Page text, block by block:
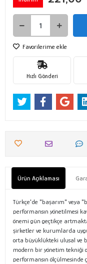
Favorilerime ekle
Hızlı Gönderi
Ürün Açıklaması
Türkçe'de "başarım" veya
performansın yönetilmesi
önemi gün geçtikçe
şirketler ve kurumlarda
orta büyüklükteki ulusal ve
modern bir yönetim tekniği
performansın ölçülmesinde